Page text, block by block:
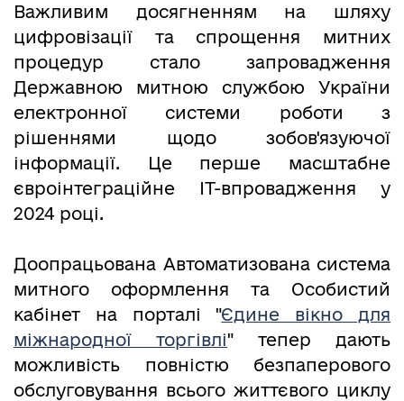
Важливим досягненням на шляху
цифровізації та спрощення митних
процедур стало запровадження
Державною митною службою України
електронної системи роботи з
рішеннями щодо зобов'язуючої
інформації. Це перше масштабне
євроінтеграційне ІТ-впровадження у
2024 році.
Доопрацьована Автоматизована система
митного оформлення та Особистий
кабінет на порталі "Єдине вікно для
міжнародної торгівлі" тепер дають
можливість повністю безпаперового
обслуговування всього життєвого циклу